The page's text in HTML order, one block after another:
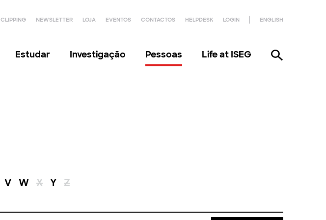
CLIPPING NEWSLETTER LOJA EVENTOS CONTACTOS HELPDESK LOGIN ENGLISH
Estudar Investigação Pessoas Life at ISEG
V W X Y Z